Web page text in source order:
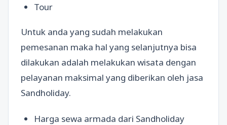
Tour
Untuk anda yang sudah melakukan
pemesanan maka hal yang selanjutnya bisa
dilakukan adalah melakukan wisata dengan
pelayanan maksimal yang diberikan oleh jasa
Sandholiday.
Harga sewa armada dari Sandholiday